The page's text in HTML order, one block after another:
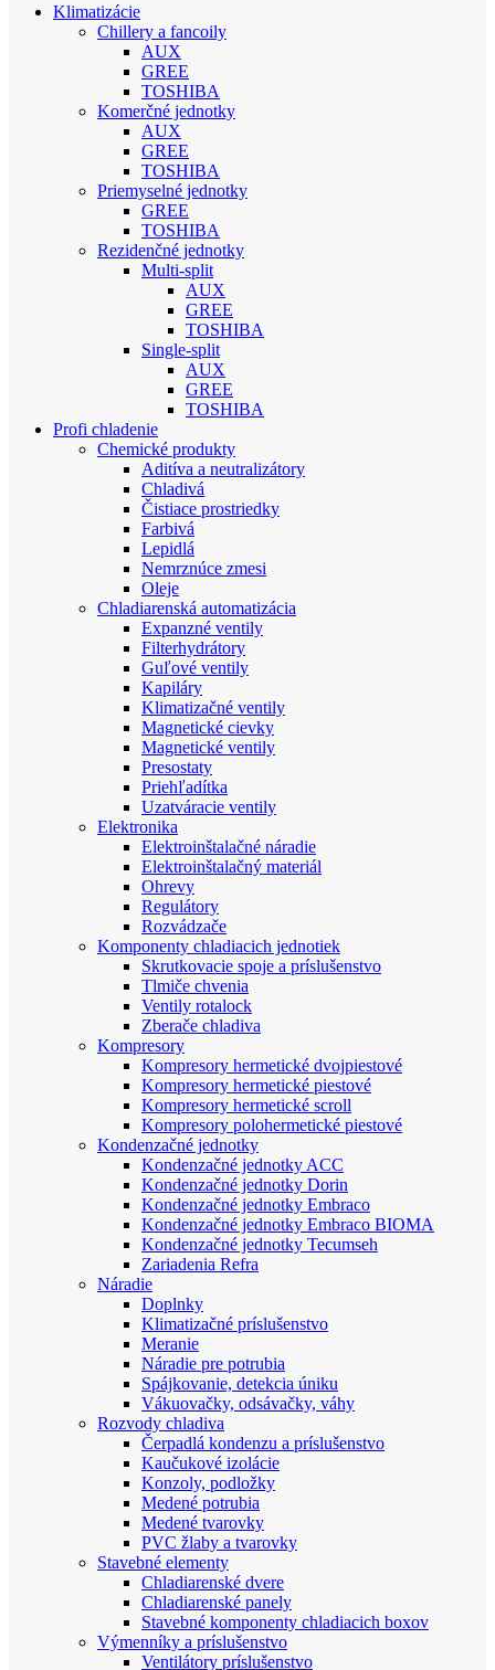
Klimatizácie
Chillery a fancoily
AUX
GREE
TOSHIBA
Komerčné jednotky
AUX
GREE
TOSHIBA
Priemyselné jednotky
GREE
TOSHIBA
Rezidenčné jednotky
Multi-split
AUX
GREE
TOSHIBA
Single-split
AUX
GREE
TOSHIBA
Profi chladenie
Chemické produkty
Aditíva a neutralizátory
Chladivá
Čistiace prostriedky
Farbivá
Lepidlá
Nemrznúce zmesi
Oleje
Chladiarenská automatizácia
Expanzné ventily
Filterhydrátory
Guľové ventily
Kapiláry
Klimatizačné ventily
Magnetické cievky
Magnetické ventily
Presostaty
Priehľadítka
Uzatváracie ventily
Elektronika
Elektroinštalačné náradie
Elektroinštalačný materiál
Ohrevy
Regulátory
Rozvádzače
Komponenty chladiacich jednotiek
Skrutkovacie spoje a príslušenstvo
Tlmiče chvenia
Ventily rotalock
Zberače chladiva
Kompresory
Kompresory hermetické dvojpiestové
Kompresory hermetické piestové
Kompresory hermetické scroll
Kompresory polohermetické piestové
Kondenzačné jednotky
Kondenzačné jednotky ACC
Kondenzačné jednotky Dorin
Kondenzačné jednotky Embraco
Kondenzačné jednotky Embraco BIOMA
Kondenzačné jednotky Tecumseh
Zariadenia Refra
Náradie
Doplnky
Klimatizačné príslušenstvo
Meranie
Náradie pre potrubia
Spájkovanie, detekcia úniku
Vákuovačky, odsávačky, váhy
Rozvody chladiva
Čerpadlá kondenzu a príslušenstvo
Kaučukové izolácie
Konzoly, podložky
Medené potrubia
Medené tvarovky
PVC žlaby a tvarovky
Stavebné elementy
Chladiarenské dvere
Chladiarenské panely
Stavebné komponenty chladiacich boxov
Výmenníky a príslušenstvo
Ventilátory príslušenstvo